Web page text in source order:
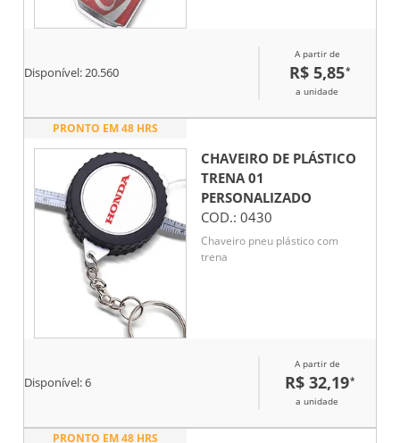
Disponível:20.560
A partir de
R$ 5,85*
a unidade
PRONTO EM 48 HRS
CHAVEIRO DE PLÁSTICO
TRENA 01
PERSONALIZADO
COD.: 0430
Chaveiro pneu plástico com
trena
Disponível:6
A partir de
R$ 32,19*
a unidade
PRONTO EM 48 HRS